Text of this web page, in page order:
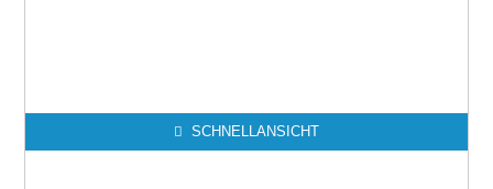
SCHNELLANSICHT